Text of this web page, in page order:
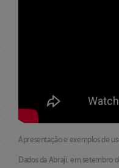
Apresentação e exemplos de
Dados da Abraji, em setembro